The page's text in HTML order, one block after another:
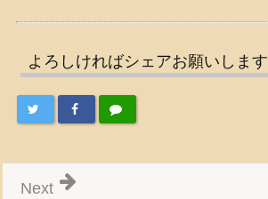
よろしければシェアお願いします
Next